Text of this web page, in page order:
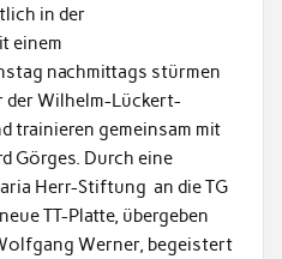
in der
einem
nachmittags stürmen
der Wilhelm-Lückert-
trainieren gemeinsam mit
Görges. Durch eine
Herr-Stiftung an die TG
TT-Platte, übergeben
Werner, begeistert